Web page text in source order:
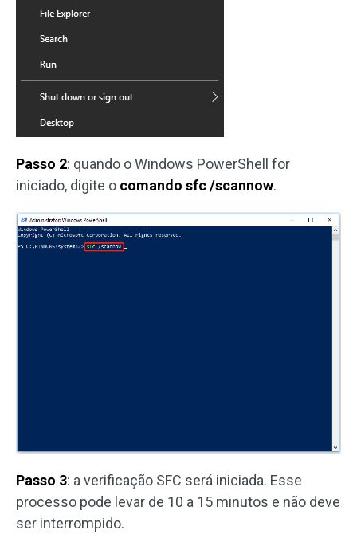
Passo 2: quando o Windows PowerShell for
iniciado, digite o comando sfc /scannow.
Passo 3: a verificação SFC será iniciada. Esse
processo pode levar de 10 a 15 minutos e não deve
ser interrompido.